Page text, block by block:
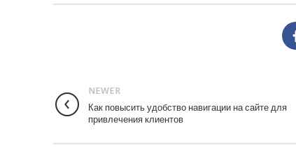
NEWER
Как повысить удобство навигации на сайте для
привлечения клиентов